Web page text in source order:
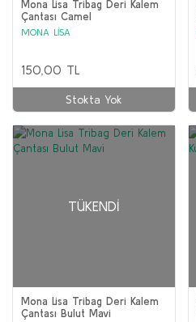
Mona Lisa Tribag Deri Kalem
Çantası Camel
MONA LİSA
150,00 TL
Stokta Yok
TÜKENDI
Mona Lisa Tribag Deri Kalem
Çantası Bulut Mavi